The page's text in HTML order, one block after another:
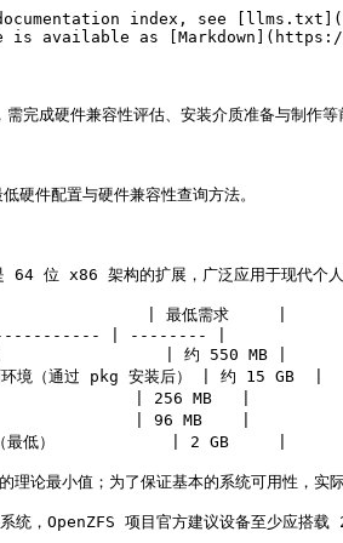
| 备注                                                                                                                                                                                                                                                                                                              |
| --------- | ----------------------------------- | -------------------------------------------- | --------------------------------------------------------------------------------------------------------------------------------------------------------------------------------------------------------------------------------------------------------------------------------------------------------------- |
| CPU       | Intel Alder Lake（含混合架构与纯 E-core 架构） | i7-1260P、N100                                | 可正常启动运行，但调度机制尚不完善，睿频功能受限。i7-1260P 为混合架构（P-core + E-core），N100 为纯 E-core 架构（4 颗 Gracemont 核心）                                                                                                                                                                                                                    |
| NVMe 固态硬盘 | M.2 接口                              | 英睿达 P310、Intel 600P、梵想 S530Q、S500Pro、S542PRO | 正常工作                                                                                                                                                                                                                                                                                                            |
| 无线网卡      | Intel AX 系列                         | AX200                                        | Wi-Fi 5 速率与 Windows 11 IoT Enterprise 24H2 相当（使用 iperf2 测得）                                                                                                                                                                                                                                                     |
| 有线网卡      | Realtek 2.5 G                       | RTL8125B                                     | 需要额外安装驱动程序，参见本书附录                                                                                                                                                                                                                                                                                               |
| 有线网卡      | Intel 2.5 G                         | i226-V                                       | 正常工作                                                                                                                                                                                                                                                                                                            |
| 显卡        | 近十年的 Intel 及 AMD 集成/独立显卡            | 英特尔锐炬® Xe 显卡、英特尔 HD Graphics 4000            | 支持程度与 DRM 驱动程序移植进度相关；drm-kmod 元 Port 会根据系统版本自动选